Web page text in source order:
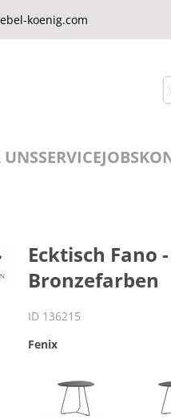
koenig.com
UNSSERVICEJOBS
Ecktisch Fano
Bronzefarben
ID 136215
Fenix